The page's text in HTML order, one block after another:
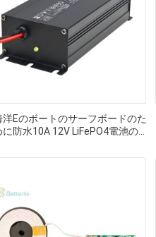
洋Eのボートのサーフボードのた
に防水10A 12V LiFePO4電池のパ